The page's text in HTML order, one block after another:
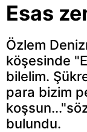
Esas
Özlem
köşesinde
bilelim.
para bizim
bulundu.